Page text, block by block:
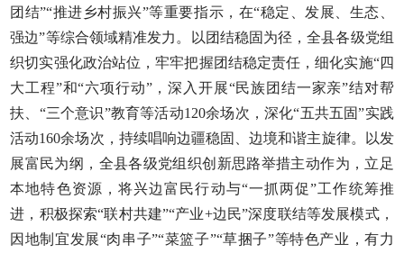
团结”“推进乡村振兴”等重要指示，在“稳定、发展、生态、
强边”等综合领域精准发力。以团结稳固为径，全县各级党组
织切实强化政治站位，牢牢把握团结稳定责任，细化实施“四
大工程”和“六项行动”，深入开展“民族团结一家亲”结对帮
扶、“三个意识”教育等活动120余场次，深化“五共五固”实践
活动160余场次，持续唱响边疆稳固、边境和谐主旋律。以发
展富民为纲，全县各级党组织创新思路举措主动作为，立足
本地特色资源，将兴边富民行动与“一抓两促”工作统筹推
进，积极探索“联村共建”“产业+边民”深度联结等发展模式，
因地制宜发展“肉串子”“菜篮子”“草捆子”等特色产业，有力